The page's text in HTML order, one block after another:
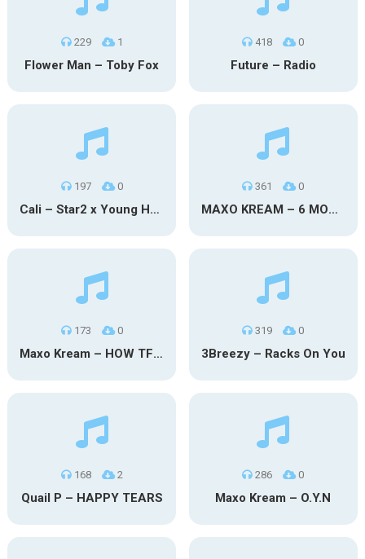
229 1
Flower Man – Toby Fox
418 0
Future – Radio
197 0
Cali – Star2 x Young Henny
361 0
MAXO KREAM – 6 MONTHS CLEAN
173 0
Maxo Kream – HOW TF I’M LUCKY
319 0
3Breezy – Racks On You
168 2
Quail P – HAPPY TEARS
286 0
Maxo Kream – O.Y.N